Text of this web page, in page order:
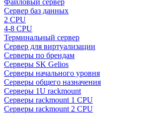
Файловый сервер
Сервер баз данных
2 CPU
4-8 CPU
Терминальный сервер
Сервер для виртуализации
Серверы по брендам
Серверы SK Gelios
Серверы начального уровня
Серверы общего назначения
Серверы 1U rackmount
Серверы rackmount 1 CPU
Серверы rackmount 2 CPU